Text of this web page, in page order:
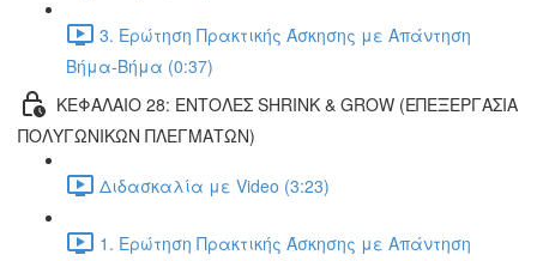
3. Ερώτηση Πρακτικής Άσκησης με Απάντηση
Βήμα-Βήμα (0:37)
ΚΕΦΑΛΑΙΟ 28: ΕΝΤΟΛΕΣ SHRINK & GROW (ΕΠΕΞΕΡΓΑΣΙΑ
ΠΟΛΥΓΩΝΙΚΩΝ ΠΛΕΓΜΑΤΩΝ)
Διδασκαλία με Video (3:23)
1. Ερώτηση Πρακτικής Άσκησης με Απάντηση